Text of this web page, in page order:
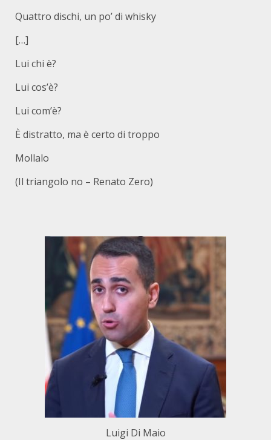
Quattro dischi, un po’ di whisky
[…]
Lui chi è?
Lui cos’è?
Lui com’è?
È distratto, ma è certo di troppo
Mollalo
(Il triangolo no – Renato Zero)
Luigi Di Maio